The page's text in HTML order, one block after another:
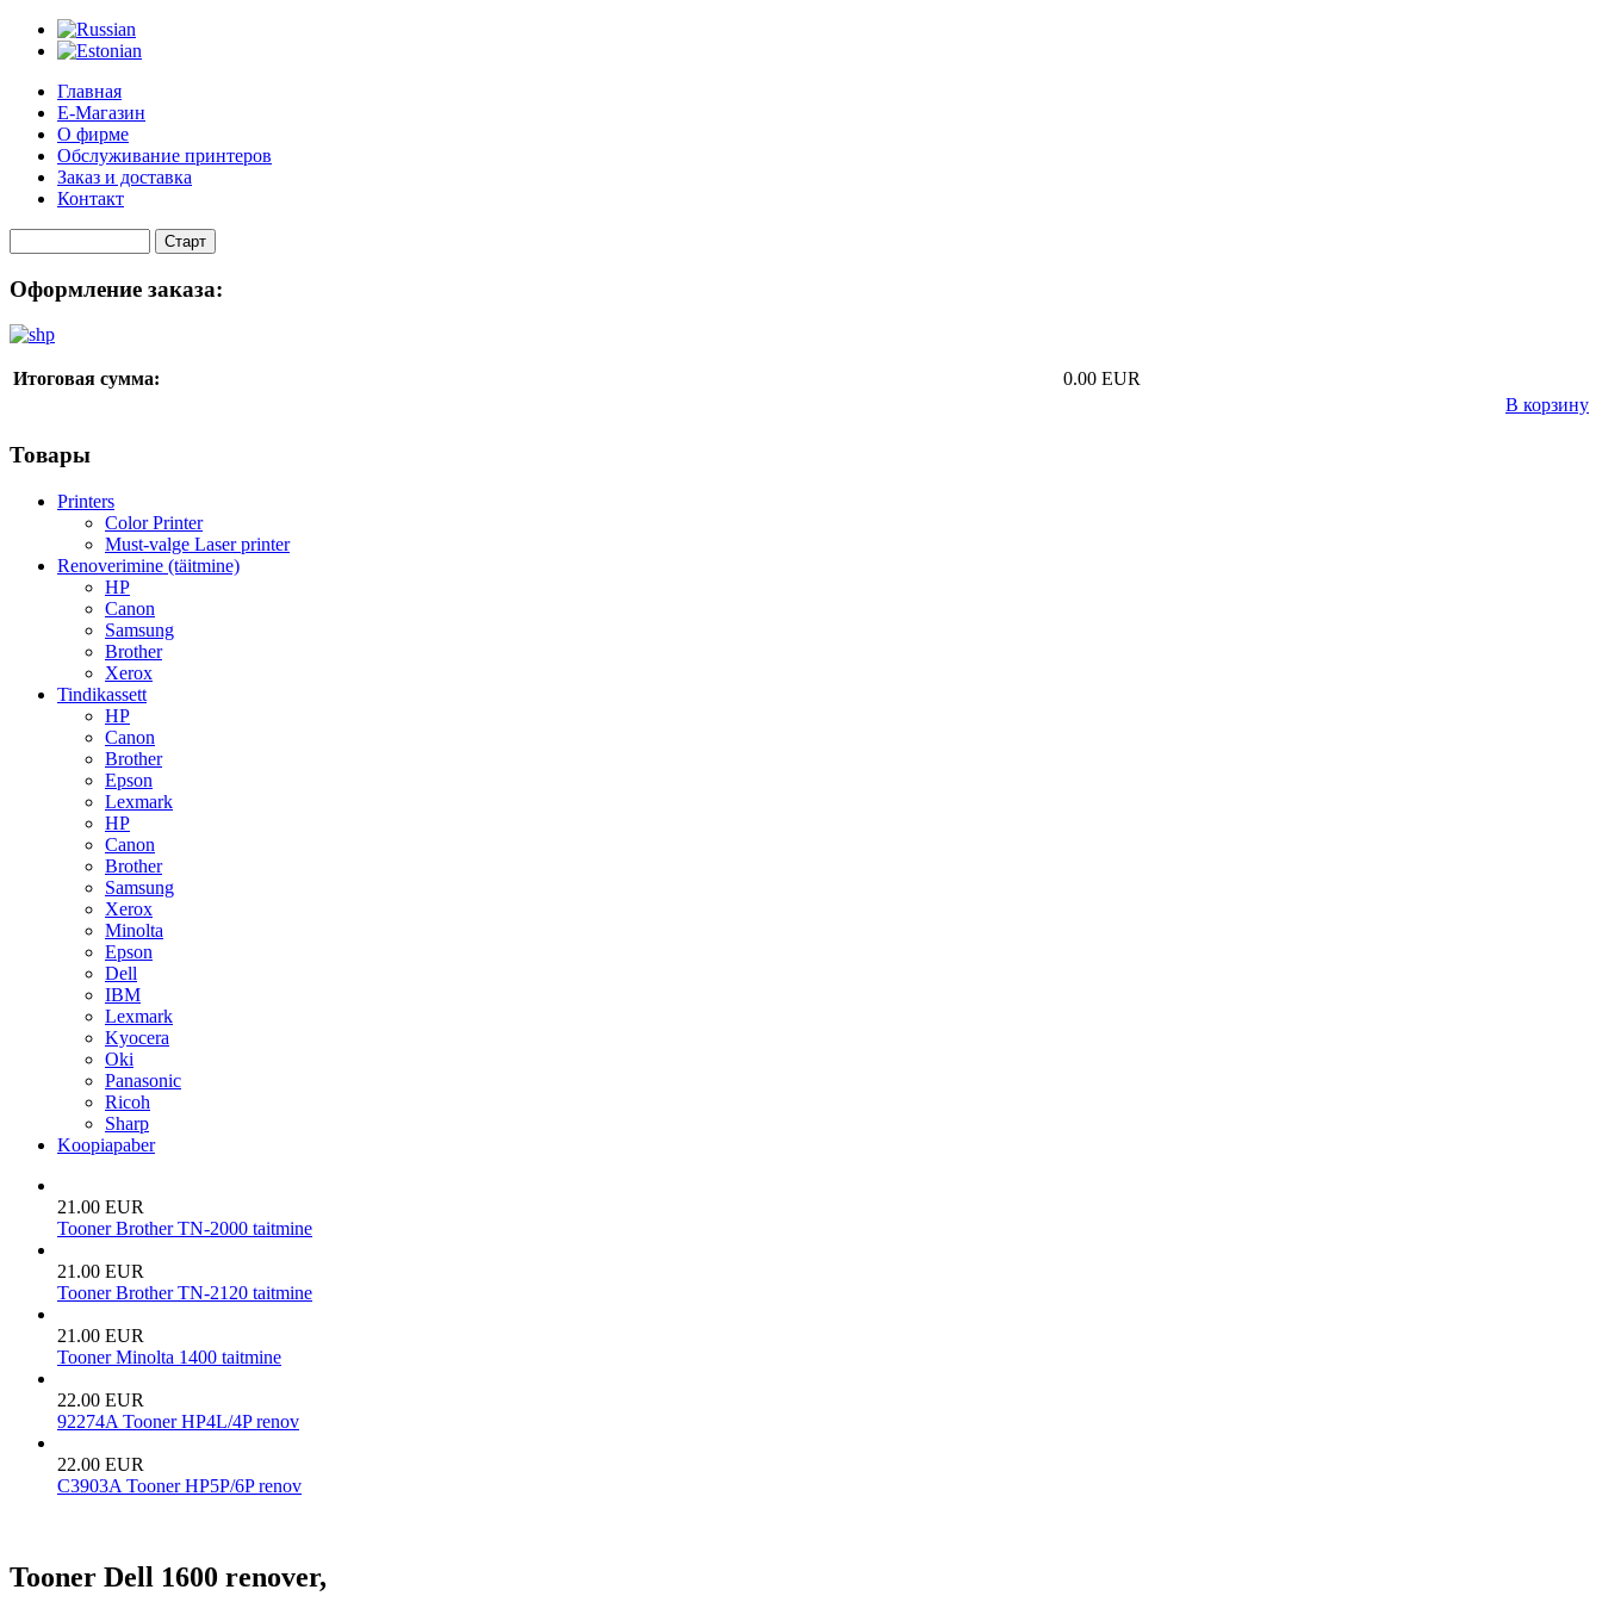
Главная
Е-Магазин
О фирме
Обслуживание принтеров
Заказ и доставка
Контакт
Оформление заказа:
Итоговая сумма:
0.00 EUR
В корзину
Товары
Printers
Color Printer
Must-valge Laser printer
Renoverimine (täitmine)
HP
Canon
Samsung
Brother
Xerox
Tindikassett
HP
Canon
Brother
Epson
Lexmark
HP
Canon
Brother
Samsung
Xerox
Minolta
Epson
Dell
IBM
Lexmark
Kyocera
Oki
Panasonic
Ricoh
Sharp
Koopiapaber
21.00 EUR
Tooner Brother TN-2000 taitmine
21.00 EUR
Tooner Brother TN-2120 taitmine
21.00 EUR
Tooner Minolta 1400 taitmine
22.00 EUR
92274A Tooner HP4L/4P renov
22.00 EUR
C3903A Tooner HP5P/6P renov
Tooner Dell 1600 renover,